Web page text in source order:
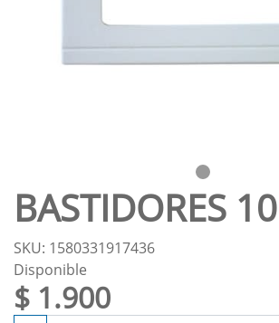
BASTIDORES
SKU: 1580331917436
Disponible
$ 1.900